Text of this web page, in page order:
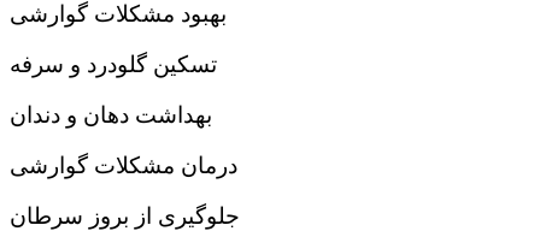
بهبود مشکلات گوارشی
تسکین گلودرد و سرفه
بهداشت دهان و دندان
درمان مشکلات گوارشی
جلوگیری از بروز سرطان